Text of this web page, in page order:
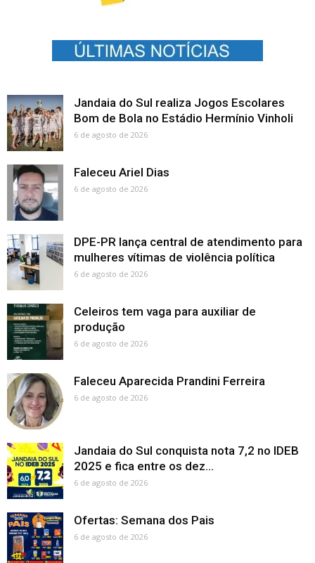
Jandaia do Sul realiza Jogos Escolares
Bom de Bola no Estádio Hermínio Vinholi
6 de agosto de 2026
Faleceu Ariel Dias
6 de agosto de 2026
DPE-PR lança central de atendimento para
mulheres vítimas de violência política
6 de agosto de 2026
Celeiros tem vaga para auxiliar de
produção
6 de agosto de 2026
Faleceu Aparecida Prandini Ferreira
6 de agosto de 2026
Jandaia do Sul conquista nota 7,2 no IDEB
2025 e fica entre os dez...
6 de agosto de 2026
Ofertas: Semana dos Pais
6 de agosto de 2026